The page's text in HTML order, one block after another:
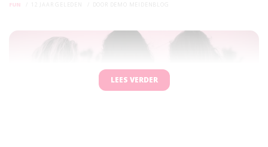
FUN
LEES VERDER